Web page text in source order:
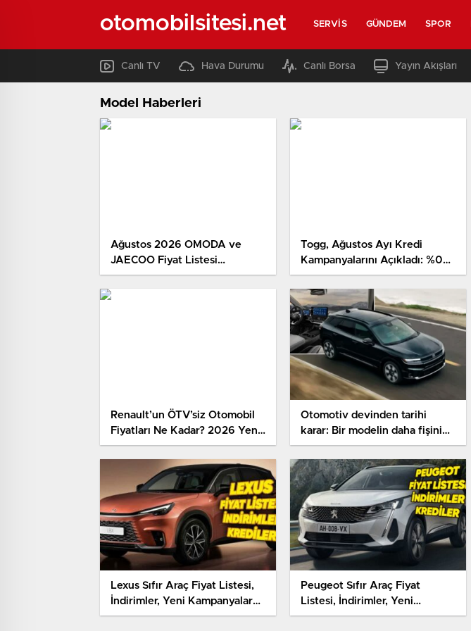
otomobilsitesi.net SERVIS GÜNDEM SPOR
Canlı TV Hava Durumu Canlı Borsa Yayın Akışları
Model Haberleri
Ağustos 2026 OMODA ve
JAECOO Fiyat Listesi
Açıklandı: SUV’lar 2,27 Milyon
TL’den Başlıyor
Togg, Ağustos Ayı Kredi
Kampanyalarını Açıkladı: %0
Faizli 1 Milyon TL Kredi Var!
Renault’un ÖTV’siz Otomobil
Fiyatları Ne Kadar? 2026 Yeni
ÖTV’siz Fiyatlar
Otomotiv devinden tarihi
karar: Bir modelin daha fişini
çekiyor
Lexus Sıfır Araç Fiyat Listesi,
İndirimler, Yeni Kampanyalar
ve Kredi Fırsatları 2026
Peugeot Sıfır Araç Fiyat
Listesi, İndirimler, Yeni
Kampanyalar ve Kredi